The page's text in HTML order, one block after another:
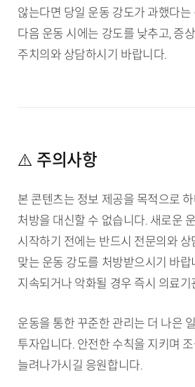
않는다면 당일 운동 강도가 과했다는
다음 운동 시에는 강도를 낮추고, 증
주치의와 상담하시기 바랍니다.
⚠️ 주의사항
본 콘텐츠는 정보 제공을 목적으로
처방을 대신할 수 없습니다. 새로운
시작하기 전에는 반드시 전문의와 상
맞는 운동 강도를 처방받으시기 바랍
지속되거나 악화될 경우 즉시 의료기
운동을 통한 꾸준한 관리는 더 나은
투자입니다. 안전한 수칙을 지키며
늘려나가시길 응원합니다.